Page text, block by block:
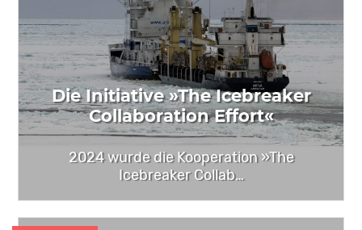
Die Initiative »The Icebreaker
Collaboration Effort«
2024 wurde die Kooperation »The
Icebreaker Collab…